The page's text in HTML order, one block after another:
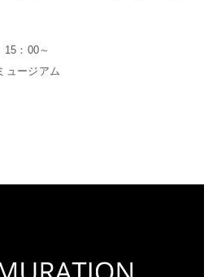
：00～
ュージアム